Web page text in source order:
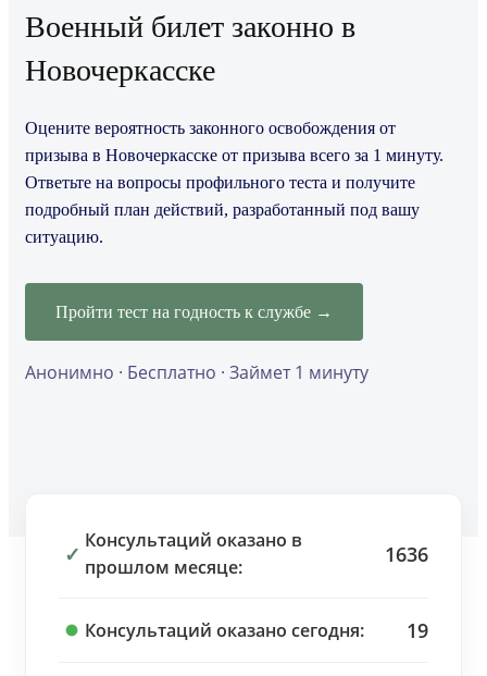
Военный билет законно в
Новочеркасске
Оцените вероятность законного освобождения от
призыва в Новочеркасске от призыва всего за 1 минуту.
Ответьте на вопросы профильного теста и получите
подробный план действий, разработанный под вашу
ситуацию.
Пройти тест на годность к службе →
Анонимно · Бесплатно · Займет 1 минуту
✓
Консультаций оказано в
прошлом месяце:
1636
Консультаций оказано сегодня: 19